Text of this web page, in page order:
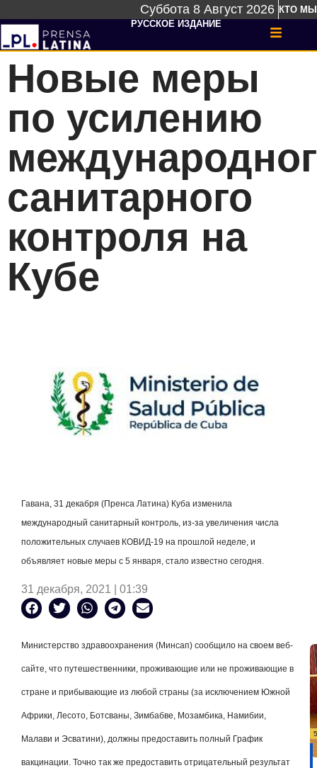
Суббота 8 Август 2026 КТО МЫ
РУССКОЕ ИЗДАНИЕ
Новые меры
по усилению
санитарного
контроля на
Кубе
Гавана, 31 декабря (Пренса Латина) Куба изменила
международный санитарный контроль, из-за увеличения числа
положительных случаев КОВИД-19 на прошлой неделе, и
объявляет новые меры с 5 января, стало известно сегодня.
31 декабря, 2021 | 01:39
Министерство здравоохранения (Минсап) сообщило на своем веб-
сайте, что путешественники, проживающие или не проживающие в
стране и прибывающие из любой страны (за исключением Южной
Африки, Лесото, Ботсваны, Зимбабве, Мозамбика, Намибии,
Малави и Эсватини), должны предоставить полный График
вакцинации. Точно так же предоставить отрицательный результат